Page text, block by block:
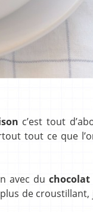
c’est tout
tout ce que
avec du
de croustillant,